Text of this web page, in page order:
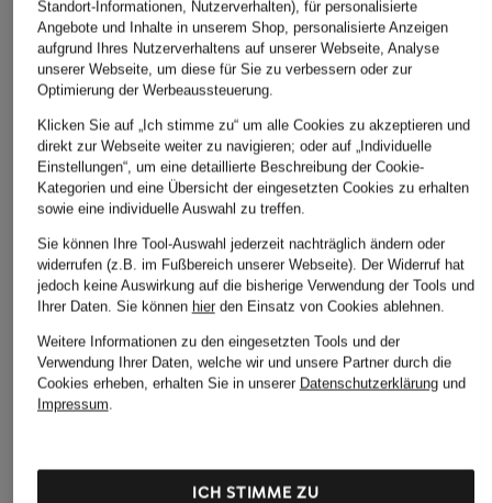
Standort-Informationen, Nutzerverhalten), für personalisierte
Angebote und Inhalte in unserem Shop, personalisierte Anzeigen
aufgrund Ihres Nutzerverhaltens auf unserer Webseite, Analyse
unserer Webseite, um diese für Sie zu verbessern oder zur
Optimierung der Werbeaussteuerung.
Klicken Sie auf „Ich stimme zu“ um alle Cookies zu akzeptieren und
direkt zur Webseite weiter zu navigieren; oder auf „Individuelle
Einstellungen“, um eine detaillierte Beschreibung der Cookie-
Kategorien und eine Übersicht der eingesetzten Cookies zu erhalten
sowie eine individuelle Auswahl zu treffen.
Sie können Ihre Tool-Auswahl jederzeit nachträglich ändern oder
widerrufen (z.B. im Fußbereich unserer Webseite). Der Widerruf hat
jedoch keine Auswirkung auf die bisherige Verwendung der Tools und
Ihrer Daten. Sie können hierden Einsatz von Cookies ablehnen.
Weitere Informationen zu den eingesetzten Tools und der
Verwendung Ihrer Daten, welche wir und unsere Partner durch die
Cookies erheben, erhalten Sie in unserer Datenschutzerklärungund
Impressum.
ICH STIMME ZU